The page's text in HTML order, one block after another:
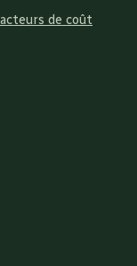
de coût